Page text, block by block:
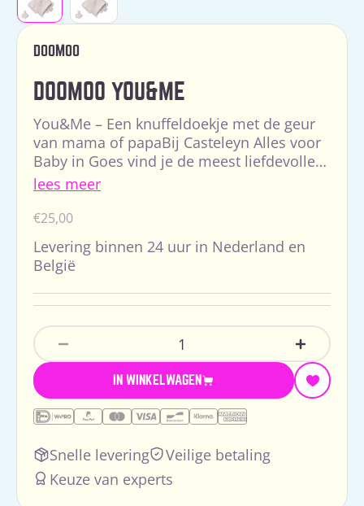
DOOMOO
DOOMOO YOU&ME
You&Me – Een knuffeldoekje met de geur
van mama of papaBij Casteleyn Alles voor
Baby in Goes vind je de meest liefdevolle
en doordachte babyproducten. De You&Me
lees meer
Normale
€25,00
Levering binnen 24 uur in Nederland en
België
Hoeveelheid
Aantal Verlagen Voor Doomoo
Verhoog
IN WINKELWAGEN
Snelle levering
Veilige betaling
Keuze van experts